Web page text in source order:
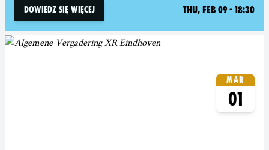
Dowiedz się więcej Thu, Feb 09 - 18:30
Mar
01